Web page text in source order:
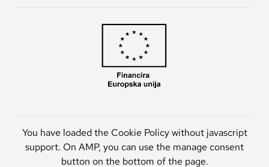
You have loaded the Cookie Policy without javascript
support. On AMP, you can use the manage consent
button on the bottom of the page.